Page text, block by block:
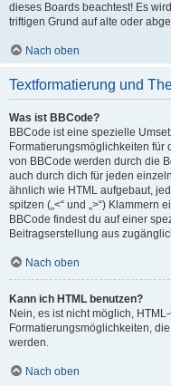
dieses Boards beachtest! Es
triftigen Grund auf alte oder
Nach oben
Textformatierung und
Was ist BBCode?
BBCode ist eine spezielle
Formatierungsmöglichkeiten für
von BBCode werden durch die
auch durch dich für jeden
ähnlich wie HTML aufgebaut,
spitzen („<“ und „>“) Klammern
BBCode findest du auf einer
Beitragserstellung aus
Nach oben
Kann ich HTML benutzen?
Nein, es ist nicht möglich,
Formatierungsmöglichkeiten,
werden.
Nach oben